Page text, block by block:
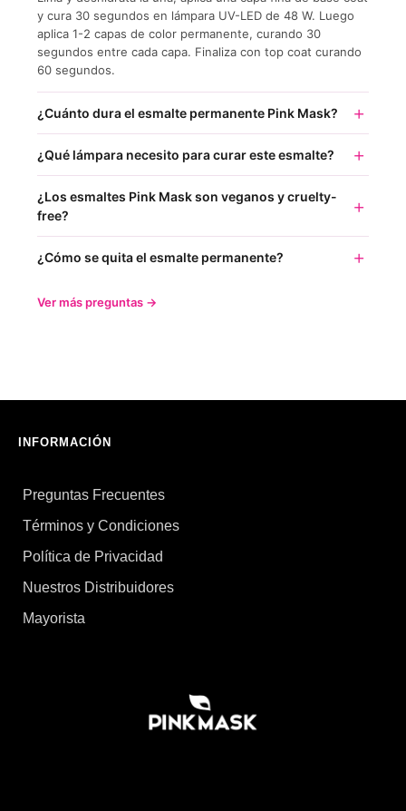
y cura 30 segundos en lámpara UV-LED de 48 W. Luego
aplica 1-2 capas de color permanente, curando 30
segundos entre cada capa. Finaliza con top coat curando
60 segundos.
¿Cuánto dura el esmalte permanente Pink Mask?
¿Qué lámpara necesito para curar este esmalte?
¿Los esmaltes Pink Mask son veganos y cruelty-
free?
¿Cómo se quita el esmalte permanente?
Ver más preguntas →
INFORMACIÓN
Preguntas Frecuentes
Términos y Condiciones
Política de Privacidad
Nuestros Distribuidores
Mayorista